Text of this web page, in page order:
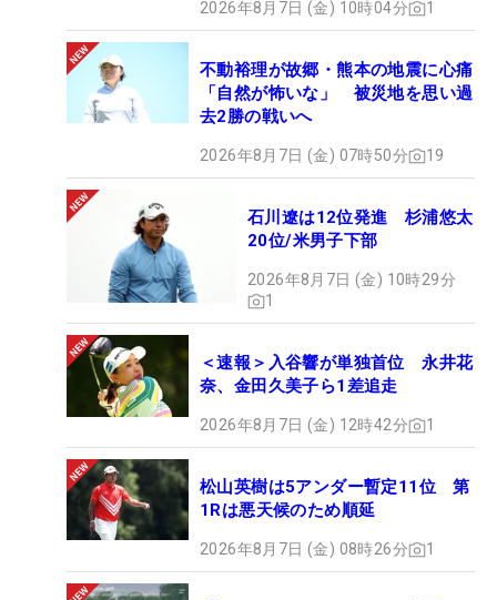
2026年8月7日 (金) 10時04分 1
不動裕理が故郷・熊本の地震に心痛
「自然が怖いな」 被災地を思い過
去2勝の戦いへ
2026年8月7日 (金) 07時50分 19
石川遼は12位発進 杉浦悠太
20位/米男子下部
2026年8月7日 (金) 10時29分
1
＜速報＞入谷響が単独首位 永井花
奈、金田久美子ら1差追走
2026年8月7日 (金) 12時42分 1
松山英樹は5アンダー暫定11位 第
1Rは悪天候のため順延
2026年8月7日 (金) 08時26分 1